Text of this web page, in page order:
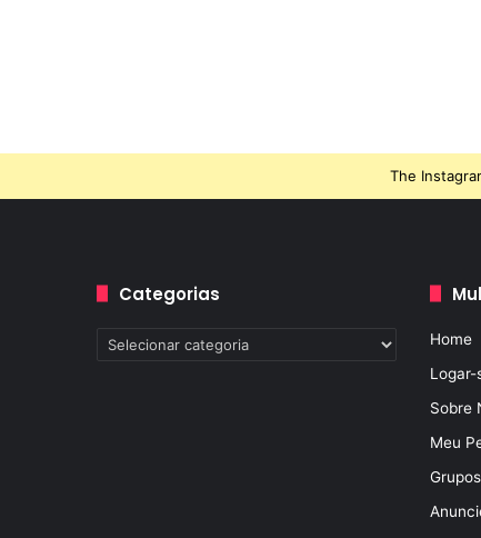
The
Categorias
Categorias
Home
Logar-
Sobre
Meu